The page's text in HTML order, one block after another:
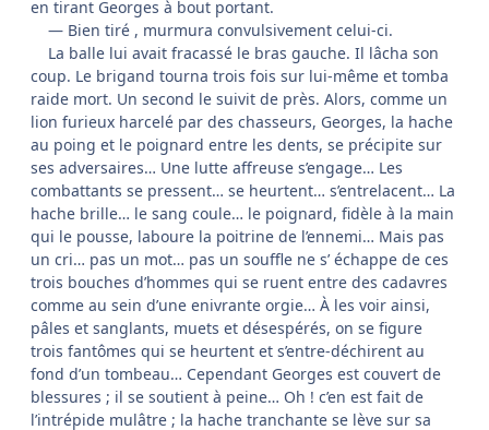
en tirant Georges à bout portant.
— Bien tiré , murmura convulsivement celui-ci.
La balle lui avait fracassé le bras gauche. Il lâcha son
coup. Le brigand tourna trois fois sur lui-même et tomba
raide mort. Un second le suivit de près. Alors, comme un
lion furieux harcelé par des chasseurs, Georges, la hache
au poing et le poignard entre les dents, se précipite sur
ses adversaires… Une lutte affreuse s’engage… Les
combattants se pressent… se heurtent… s’entrelacent… La
hache brille… le sang coule… le poignard, fidèle à la main
qui le pousse, laboure la poitrine de l’ennemi… Mais pas
un cri… pas un mot… pas un souffle ne s’ échappe de ces
trois bouches d’hommes qui se ruent entre des cadavres
comme au sein d’une enivrante orgie… À les voir ainsi,
pâles et sanglants, muets et désespérés, on se figure
trois fantômes qui se heurtent et s’entre-déchirent au
fond d’un tombeau… Cependant Georges est couvert de
blessures ; il se soutient à peine… Oh ! c’en est fait de
l’intrépide mulâtre ; la hache tranchante se lève sur sa